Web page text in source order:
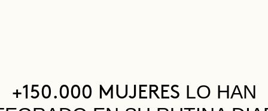
+150.000 MUJERES LO HAN